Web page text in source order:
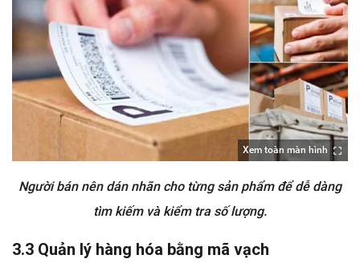
Xem toàn màn hình
Người bán nên dán nhãn cho từng sản phẩm để dễ dàng
tìm kiếm và kiểm tra số lượng.
3.3 Quản lý hàng hóa bằng mã vạch